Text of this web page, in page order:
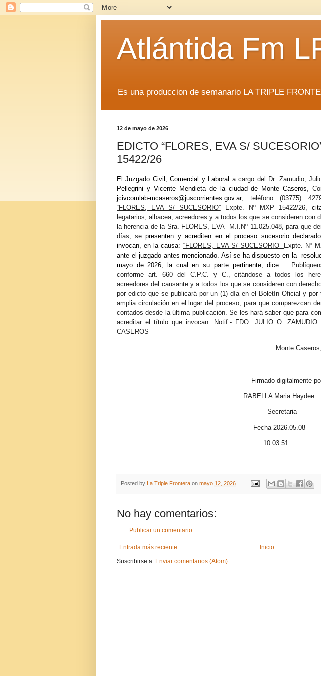
Atlántida Fm
Es una produccion de semanario LA TRIPLE
12 de mayo de 2026
EDICTO “FLORES, EVA S/
15422/26
El Juzgado Civil, Comercial y Laboral a cargo del Dr. Zamudio,
Pellegrini y Vicente Mendieta de la ciudad de Monte Caseros,
jcivcomlab-mcaseros@juscorrientes.gov.ar, teléfono (03775)
“FLORES, EVA S/ SUCESORIO”Expte. Nº MXP 15422/26,
legatarios, albacea, acreedores y a todos los que se consideren con
la herencia de la Sra. FLORES, EVA M.I.Nº 11.025.048, para que
días,se presenten y acrediten en el proceso sucesorio
invocan, en la causa: “FLORES, EVA S/ SUCESORIO” Expte. Nº
ante el juzgado antes mencionado. Así se ha dispuesto en la
mayo de 2026, la cual en su parte pertinente, dice: …
conforme art. 660 del C.P.C. y C., citándose a todos los
acreedores del causante y a todos los que se consideren con
por edicto que se publicará por un (1) día en el Boletín Oficial y
amplia circulación en el lugar del proceso, para que comparezcan
contados desde la última publicación. Se les hará saber que para
acreditar el título que invocan. Notif.- FDO. JULIO O.
CASEROS
Monte
Firmado digitalmente
RABELLA Maria Haydee
Secretaria
Fecha 2026.05.08
10:03:51
Posted by La Triple Frontera on mayo 12, 2026
No hay comentarios:
Publicar un comentario
Entrada más reciente
Inicio
Suscribirse a: Enviar comentarios (Atom)